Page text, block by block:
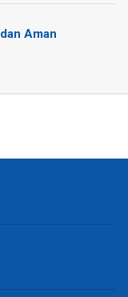
Aman